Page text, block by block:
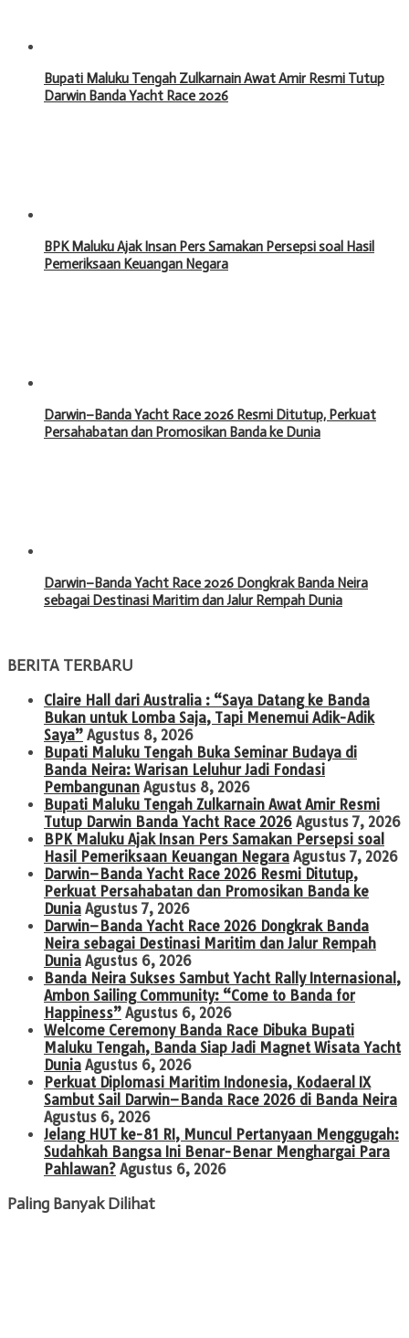
Bupati Maluku Tengah Zulkarnain Awat Amir Resmi Tutup
Darwin Banda Yacht Race 2026
BPK Maluku Ajak Insan Pers Samakan Persepsi soal Hasil
Pemeriksaan Keuangan Negara
Darwin–Banda Yacht Race 2026 Resmi Ditutup, Perkuat
Persahabatan dan Promosikan Banda ke Dunia
Darwin–Banda Yacht Race 2026 Dongkrak Banda Neira
sebagai Destinasi Maritim dan Jalur Rempah Dunia
BERITA TERBARU
Claire Hall dari Australia : “Saya Datang ke Banda
Bukan untuk Lomba Saja, Tapi Menemui Adik-Adik
Saya” Agustus 8, 2026
Bupati Maluku Tengah Buka Seminar Budaya di
Banda Neira: Warisan Leluhur Jadi Fondasi
Pembangunan Agustus 8, 2026
Bupati Maluku Tengah Zulkarnain Awat Amir Resmi
Tutup Darwin Banda Yacht Race 2026 Agustus 7, 2026
BPK Maluku Ajak Insan Pers Samakan Persepsi soal
Hasil Pemeriksaan Keuangan Negara Agustus 7, 2026
Darwin–Banda Yacht Race 2026 Resmi Ditutup,
Perkuat Persahabatan dan Promosikan Banda ke
Dunia Agustus 7, 2026
Darwin–Banda Yacht Race 2026 Dongkrak Banda
Neira sebagai Destinasi Maritim dan Jalur Rempah
Dunia Agustus 6, 2026
Banda Neira Sukses Sambut Yacht Rally Internasional,
Ambon Sailing Community: “Come to Banda for
Happiness” Agustus 6, 2026
Welcome Ceremony Banda Race Dibuka Bupati
Maluku Tengah, Banda Siap Jadi Magnet Wisata Yacht
Dunia Agustus 6, 2026
Perkuat Diplomasi Maritim Indonesia, Kodaeral IX
Sambut Sail Darwin–Banda Race 2026 di Banda Neira
Agustus 6, 2026
Jelang HUT ke-81 RI, Muncul Pertanyaan Menggugah:
Sudahkah Bangsa Ini Benar-Benar Menghargai Para
Pahlawan? Agustus 6, 2026
Paling Banyak Dilihat